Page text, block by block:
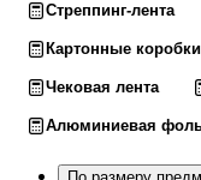
Стреппинг-лента
Картонные коробки
Чековая лента
Алюминиевая